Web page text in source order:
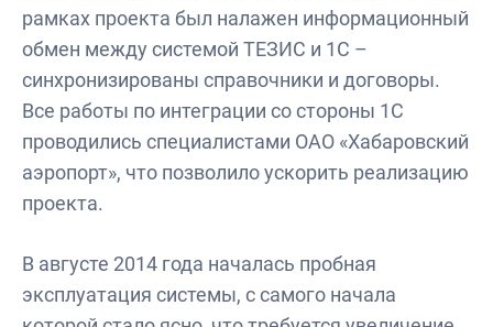
рамках проекта был налажен информационный
обмен между системой ТЕЗИС и 1С –
синхронизированы справочники и договоры.
Все работы по интеграции со стороны 1С
проводились специалистами ОАО «Хабаровский
аэропорт», что позволило ускорить реализацию
проекта.
В августе 2014 года началась пробная
эксплуатация системы, с самого начала